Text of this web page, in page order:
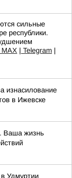
сильные
республики.
| Telegram |
изнасилование
в Ижевске
Ваша жизнь
Удмуртии